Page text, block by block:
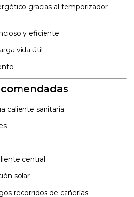
gracias al temporizador
y eficiente
vida útil
caliente sanitaria
central
solar
recorridos de cañerías